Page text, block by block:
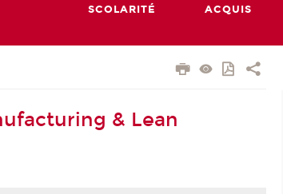
SCOLARITÉ
ACQUIS
& Lean